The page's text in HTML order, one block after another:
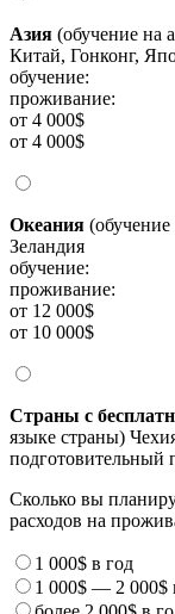
Азия (обучение на
Китай, Гонконг,
обучение:
проживание:
от 4 000$
от 4 000$
Океания
Зеландия
обучение:
проживание:
от 12 000$
от 10 000$
Страны с
языке страны)
подготовительный
Сколько вы
расходов на
1 000$ в год
1 000$ — 2 000$